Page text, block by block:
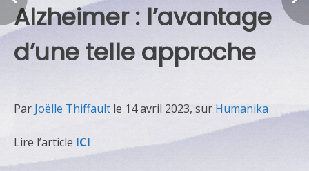
Alzheimer : l’avantage
d’une telle approche
Par Joëlle Thiffault le 14 avril 2023, sur Humanika
Lire l’article ICI